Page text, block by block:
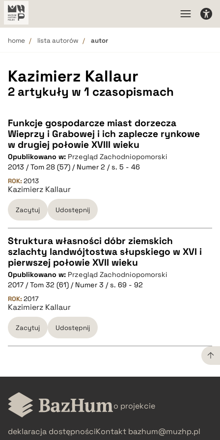
home lista autorów autor
Kazimierz Kallaur
2 artykuły w 1 czasopismach
Funkcje gospodarcze miast dorzecza
Wieprzy i Grabowej i ich zaplecze rynkowe
w drugiej połowie XVIII wieku
Opublikowano w: Przegląd Zachodniopomorski
2013 / Tom 28 (57) / Numer 2 / s. 5 - 46
ROK: 2013
Kazimierz Kallaur
Zacytuj Udostępnij
CZYSTY TEKST
pobierz cytat
BIBTEX
pobierz cytat
Struktura własności dóbr ziemskich
szlachty landwójtostwa słupskiego w XVI i
pierwszej połowie XVII wieku
Opublikowano w: Przegląd Zachodniopomorski
2017 / Tom 32 (61) / Numer 3 / s. 69 - 92
ROK: 2017
Kazimierz Kallaur
Zacytuj Udostępnij
CZYSTY TEKST
pobierz cytat
BIBTEX
o projekcie
deklaracja dostępnościKontakt bazhum@muzhp.pl